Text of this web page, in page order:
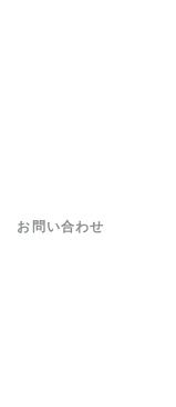
お問い合わせ